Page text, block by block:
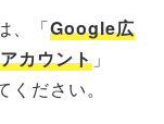
、「Google広
カウント 」
ください。